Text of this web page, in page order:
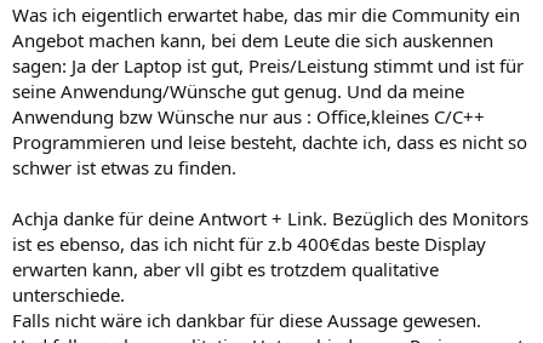
Was ich eigentlich erwartet habe, das mir die Community ein
Angebot machen kann, bei dem Leute die sich auskennen
sagen: Ja der Laptop ist gut, Preis/Leistung stimmt und ist für
seine Anwendung/Wünsche gut genug. Und da meine
Anwendung bzw Wünsche nur aus : Office,kleines C/C++
Programmieren und leise besteht, dachte ich, dass es nicht so
schwer ist etwas zu finden.
Achja danke für deine Antwort + Link. Bezüglich des Monitors
ist es ebenso, das ich nicht für z.b 400€das beste Display
erwarten kann, aber vll gibt es trotzdem qualitative
unterschiede.
Falls nicht wäre ich dankbar für diese Aussage gewesen.